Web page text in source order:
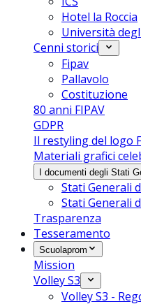
Hotel la Roccia
Università
Cenni storici
Fipav
Pallavolo
Costituzione
80 anni FIPAV
GDPR
Il restyling del logo
Materiali grafici
I documenti degli Stati
Stati Generali
Stati Generali
Trasparenza
Tesseramento
Scuolaprom
Mission
Volley S3
Volley S3 -